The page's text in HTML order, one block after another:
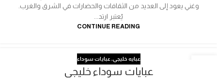
وغني يعود إلى العديد من الثقافات والحضارات في الشرق والغرب.
يُعتبر ارتد...
CONTINUE READING
عبايه خليجى,عبايات سوداء
عبايات سوداء خليجي